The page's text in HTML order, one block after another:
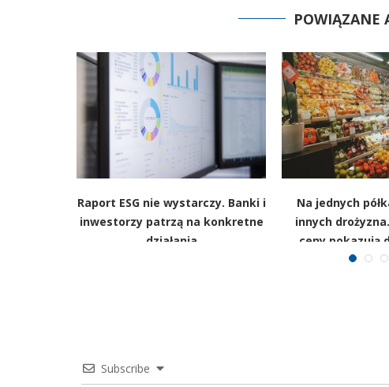
POWIĄZANE
Raport ESG nie wystarczy. Banki i
inwestorzy patrzą na konkretne
działania
Na jednych
innych
ceny pokazują
Subscribe